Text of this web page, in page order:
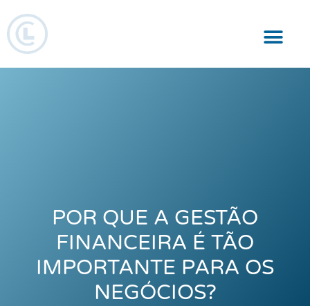
POR QUE A GESTÃO
FINANCEIRA É TÃO
IMPORTANTE PARA OS
NEGÓCIOS?